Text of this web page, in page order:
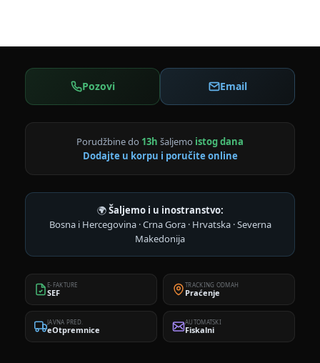
Pozovi Email
Porudžbine do 13h šaljemo istog dana
Dodajte u korpu i poručite online
🌍Šaljemo i u inostranstvo:
Bosna i Hercegovina · Crna Gora · Hrvatska · Severna
Makedonija
E-FAKTURE
SEF
TRACKING ODMAH
Praćenje
JAVNA PRED.
eOtpremnice
AUTOMATSKI
Fiskalni